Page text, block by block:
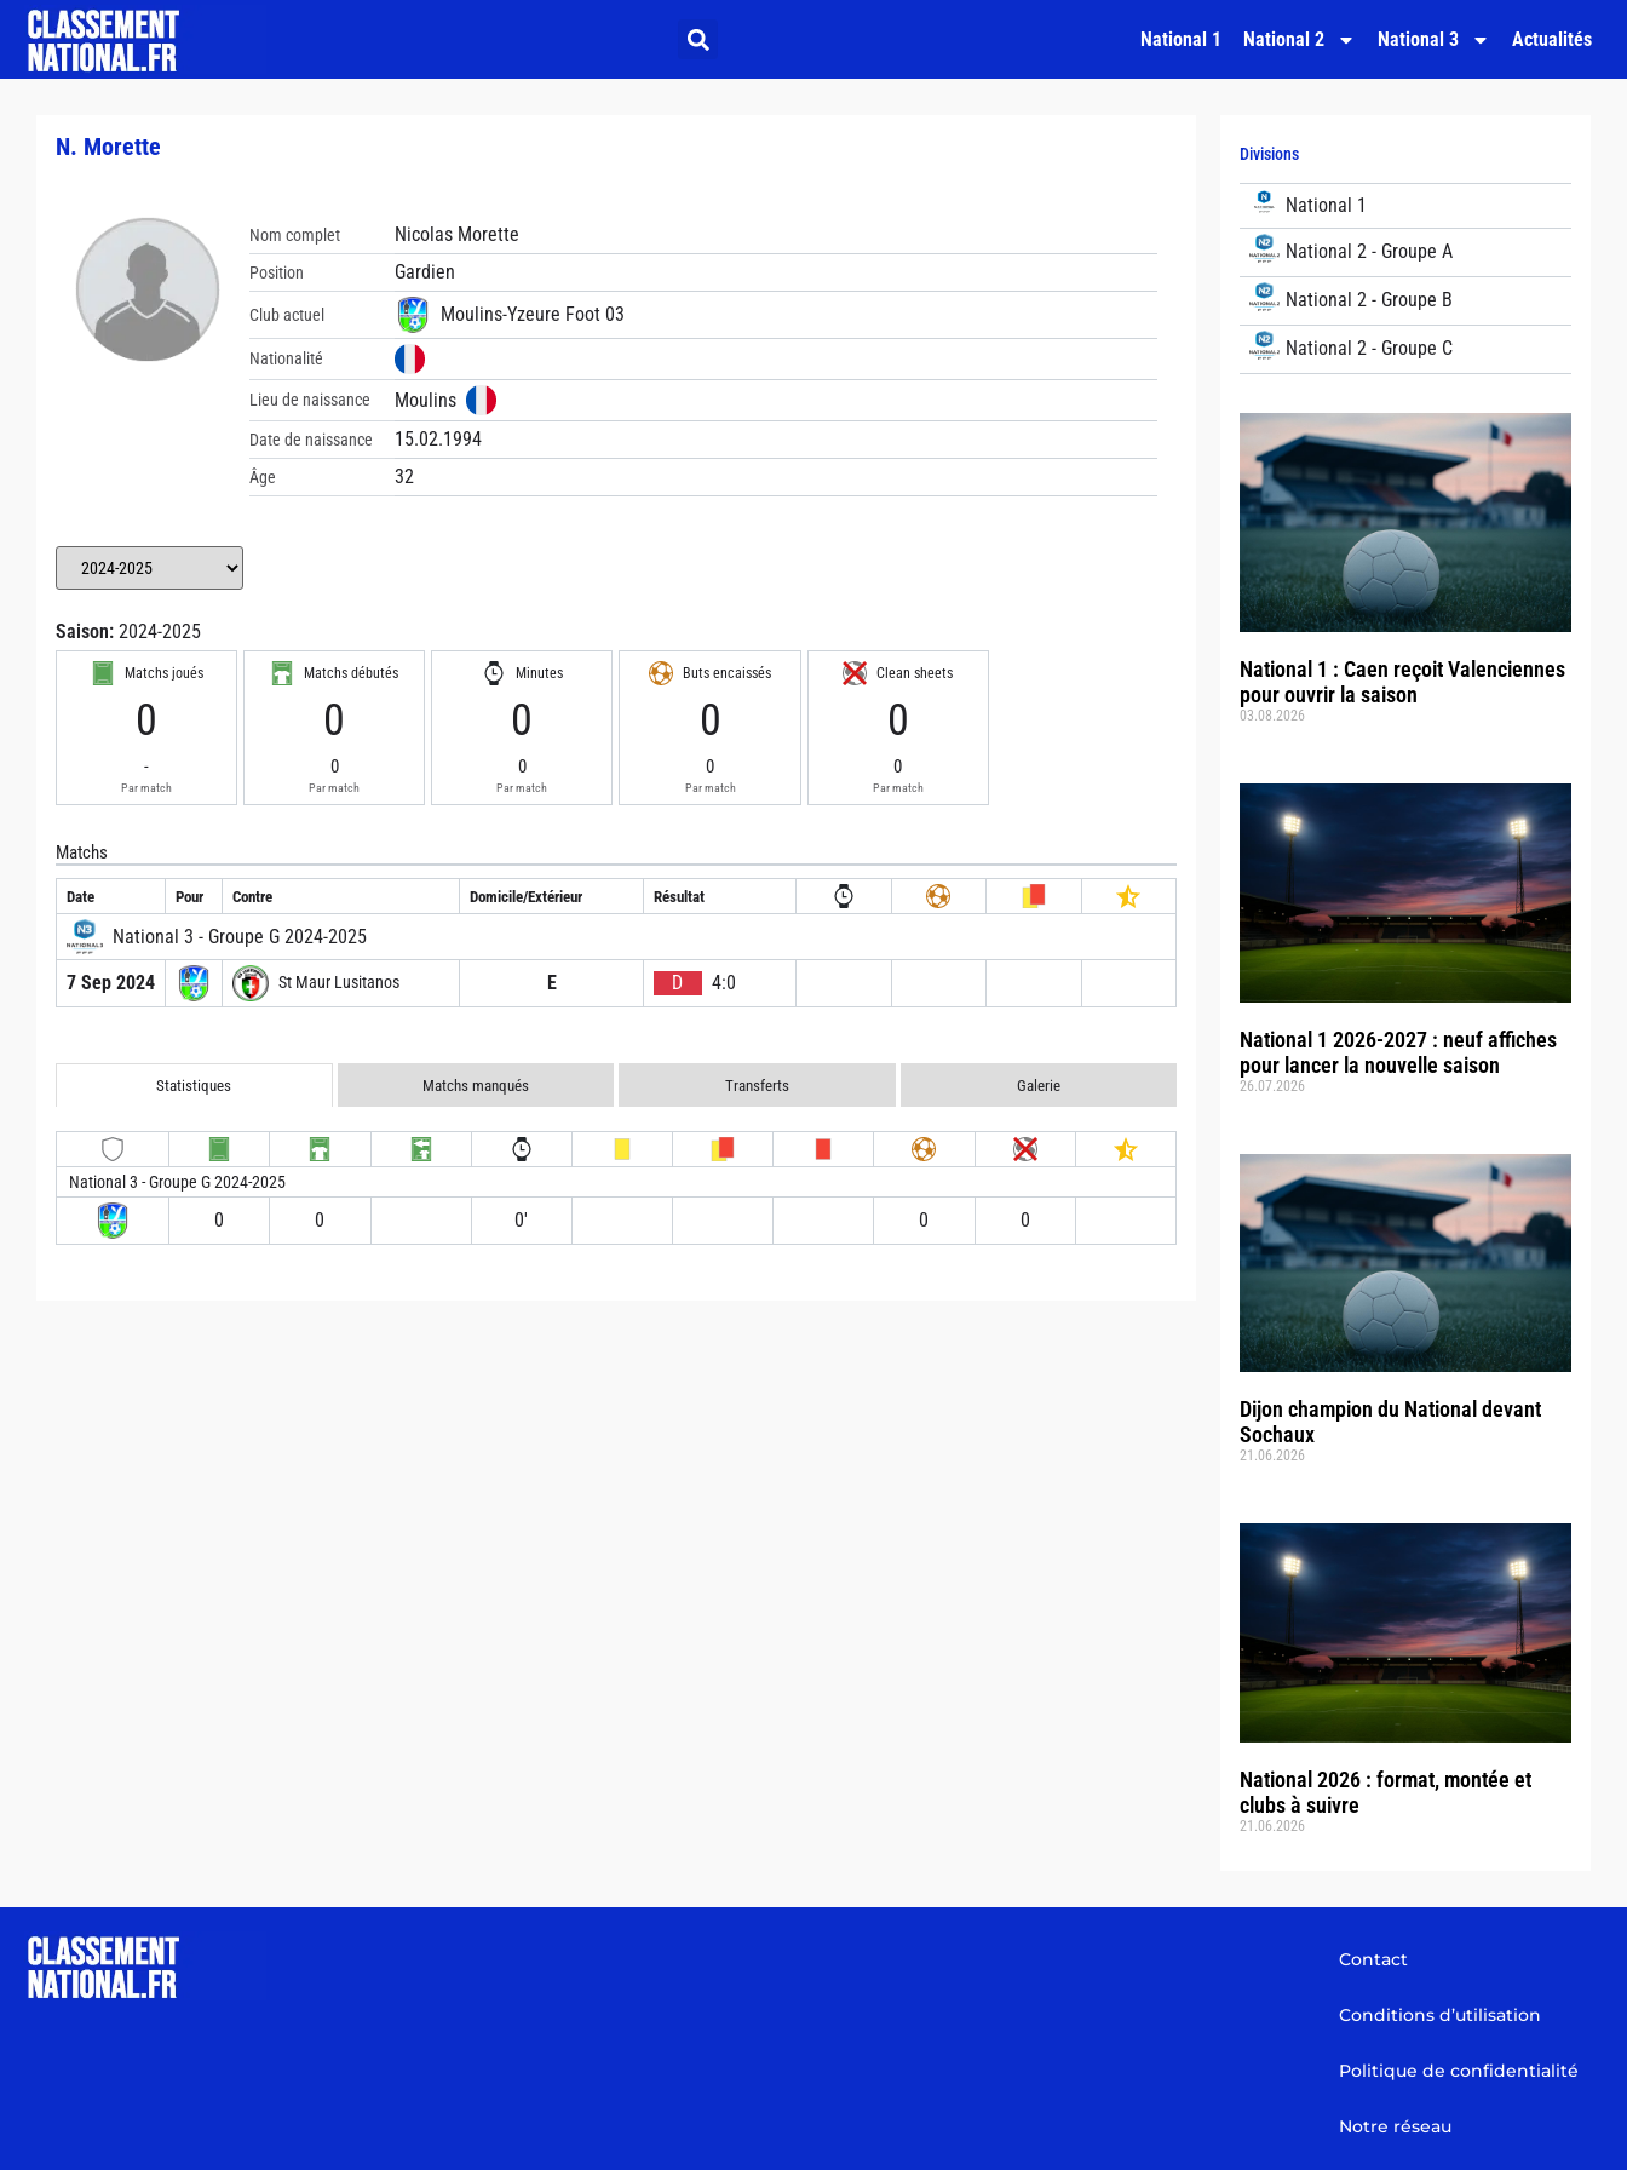
National 1 National 2 National 3 Actualités
Divisions
National 1
National 2 - Groupe A
National 2 - Groupe B
National 2 - Groupe C
National 1 : Caen reçoit Valenciennes
pour ouvrir la saison
03.08.2026
National 1 2026-2027 : neuf affiches
pour lancer la nouvelle saison
26.07.2026
Dijon champion du National devant
Sochaux
21.06.2026
National 2026 : format, montée et
clubs à suivre
21.06.2026
N. Morette
Nom complet Nicolas Morette
Position Gardien
Club actuel Moulins-Yzeure Foot 03
Nationalité
Lieu de naissance Moulins
Date de naissance 15.02.1994
Âge 32
Saison: 2024-2025
Matchs joués
0
-
Par match
Matchs débutés
0
0
Par match
Minutes
0
0
Par match
Buts encaissés
0
0
Par match
Clean sheets
0
0
Par match
Matchs
Date Pour Contre Domicile/Extérieur Résultat
National 3 - Groupe G 2024-2025
7 Sep 2024
St Maur Lusitanos E D 4:0
Statistiques Matchs manqués Transferts Galerie
National 3 - Groupe G 2024-2025
0 0 0′ 0 0
Contact
Conditions d’utilisation
Politique de confidentialité
Notre réseau